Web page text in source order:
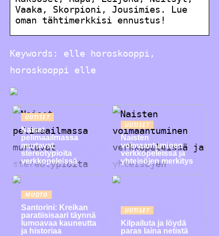
Vaaka, Skorpioni, Jousimies. Lue
oman tähtimerkkisi ennustus!
Keywords: elle horoskooppi,
horoskooppi elle
UUTISET
Naiset
pelimaailmassa
murtavat
stereotypioita
verkkopeleissä
UUTISET
Naisten
voimaantuminen
verkkopeleissä ja
yhteisöjen merkitys
MUOTO
Santorini: Kreikan
paratiisisaari täynnä
lumoavaa kauneutta
ja historiaa
UUTISET
Kilpailuta ja löydä
paras laina netistä